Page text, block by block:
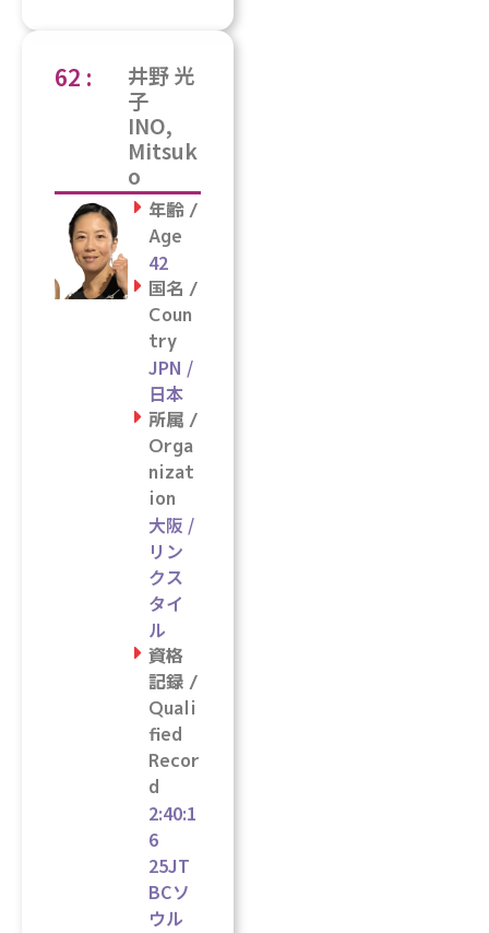
62 :
井野 光
子
INO,
Mitsuk
o
年齢 /
Age
42
国名 /
Coun
try
JPN /
日本
所属 /
Orga
nizat
ion
大阪 /
リン
クス
タイ
ル
資格
記録 /
Quali
fied
Recor
d
2:40:1
6
25JT
BCソ
ウル